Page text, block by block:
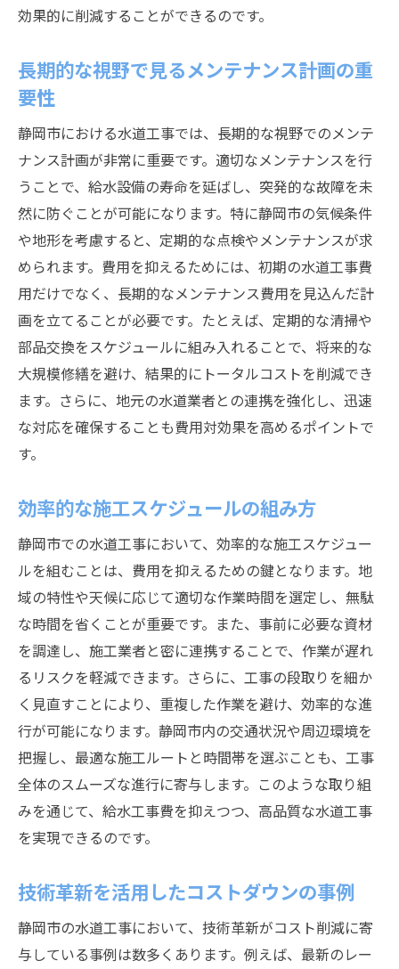
効果的に削減することができるのです。
長期的な視野で見るメンテナンス計画の重
要性
静岡市における水道工事では、長期的な視野でのメンテ
ナンス計画が非常に重要です。適切なメンテナンスを行
うことで、給水設備の寿命を延ばし、突発的な故障を未
然に防ぐことが可能になります。特に静岡市の気候条件
や地形を考慮すると、定期的な点検やメンテナンスが求
められます。費用を抑えるためには、初期の水道工事費
用だけでなく、長期的なメンテナンス費用を見込んだ計
画を立てることが必要です。たとえば、定期的な清掃や
部品交換をスケジュールに組み入れることで、将来的な
大規模修繕を避け、結果的にトータルコストを削減でき
ます。さらに、地元の水道業者との連携を強化し、迅速
な対応を確保することも費用対効果を高めるポイントで
す。
効率的な施工スケジュールの組み方
静岡市での水道工事において、効率的な施工スケジュー
ルを組むことは、費用を抑えるための鍵となります。地
域の特性や天候に応じて適切な作業時間を選定し、無駄
な時間を省くことが重要です。また、事前に必要な資材
を調達し、施工業者と密に連携することで、作業が遅れ
るリスクを軽減できます。さらに、工事の段取りを細か
く見直すことにより、重複した作業を避け、効率的な進
行が可能になります。静岡市内の交通状況や周辺環境を
把握し、最適な施工ルートと時間帯を選ぶことも、工事
全体のスムーズな進行に寄与します。このような取り組
みを通じて、給水工事費を抑えつつ、高品質な水道工事
を実現できるのです。
技術革新を活用したコストダウンの事例
静岡市の水道工事において、技術革新がコスト削減に寄
与している事例は数多くあります。例えば、最新のレー